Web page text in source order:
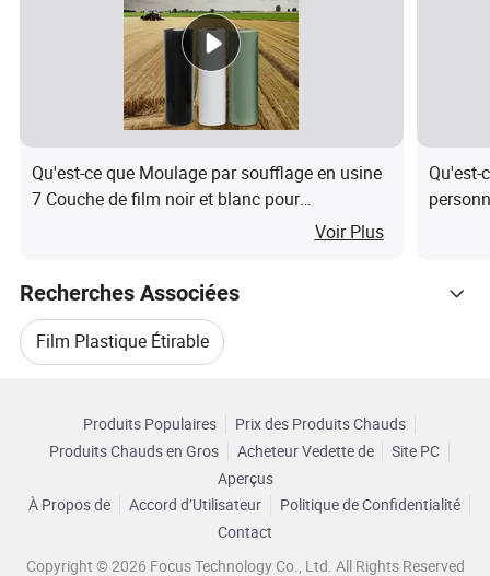
Type
Film étirable
Utilisation
Film d'emballage
Fonction
Soluble dans l'eau
Dureté
Doux
Type de traitement
Transparent
-
longueur
Largeur
100 mm-1800 mm
Gestion de l'impression
présentation de l'entreprise
Qu'est-ce que Moulage par soufflage en usine
7 Couche de film noir et blanc pour
l'enrubannage de protection des culturesVoir Plus
Qu'est-
Recherches Associées
Film Plastique Étirable
Film Étirable En Plastique PE
Film Étirable Pour Palette
Produits Populaires
Prix des Produits Chauds
Produits Chauds en Gros
Acheteur Vedette de
Site PC
Aperçus
À Propos de
Accord d’Utilisateur
Politique de Confidentialité
Contact
Copyright © 2026 Focus Technology Co., Ltd. All Rights Reserved